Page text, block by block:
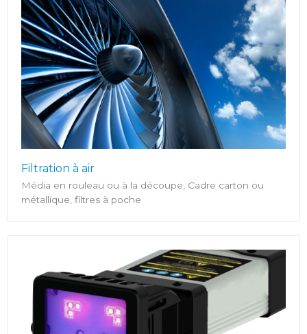
Filtration à air
Média en rouleau ou à la découpe, Cadre carton ou
métallique, filtres à poche